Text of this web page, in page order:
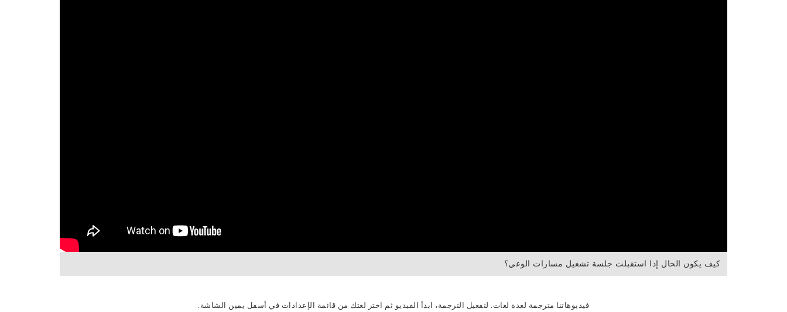
كيف يكون الحال إذا استقبلت جلسة تشغيل مسارات الوعي؟
فيديوهاتنا مترجمة لعدة لغات. لتفعيل الترجمة، ابدأ الفيديو ثم اختر لغتك من قائمة الإعدادات في أسفل يمين الشاشة.